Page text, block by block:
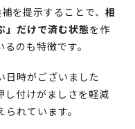
を提示することで、相
」だけで済む状態を作
のも特徴です。
日時がございました
し付けがましさを軽減
れています。